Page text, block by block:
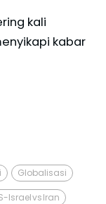
kali
kabar
Globalisasi
Israel vs Iran